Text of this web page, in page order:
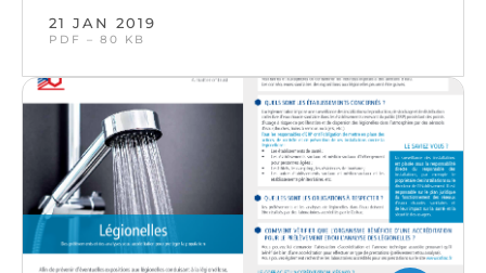
21 JAN 2019
PDF – 80 KB